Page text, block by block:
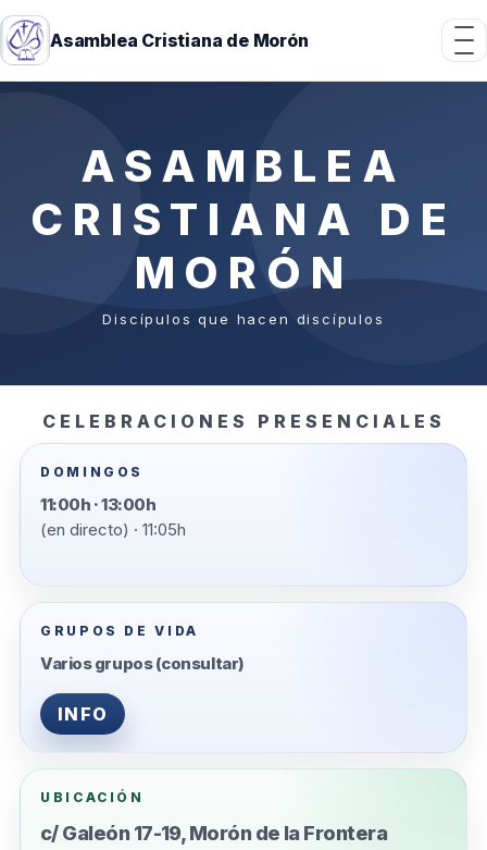
Asamblea Cristiana de Morón
ASAMBLEA
CRISTIANA DE
MORÓN
Discípulos que hacen discípulos
CELEBRACIONES PRESENCIALES
DOMINGOS
11:00h · 13:00h
(en directo) · 11:05h
GRUPOS DE VIDA
Varios grupos (consultar)
INFO
UBICACIÓN
c/ Galeón 17-19, Morón de la Frontera